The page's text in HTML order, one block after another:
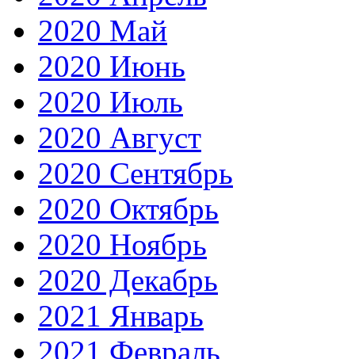
2020 Май
2020 Июнь
2020 Июль
2020 Август
2020 Сентябрь
2020 Октябрь
2020 Ноябрь
2020 Декабрь
2021 Январь
2021 Февраль